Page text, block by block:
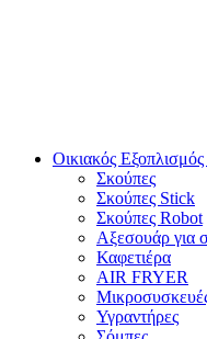
Οικιακός Εξοπλισμός
Σκούπες
Σκούπες Stick
Σκούπες Robot
Αξεσουάρ για
Καφετιέρα
AIR FRYER
Υγραντήρες